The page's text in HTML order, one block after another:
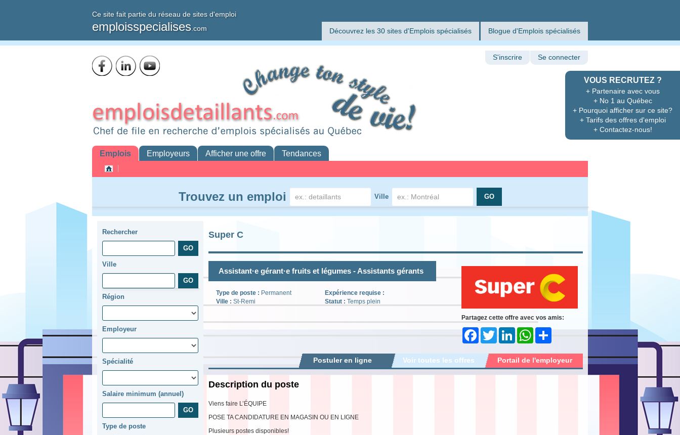
Ce site fait partie du réseau de sites d'emploi
emploisspecialises .com Découvrez les 30 sites d'Emplois spécialisés Blogue d'Emplois spécialisés
VOUS RECRUTEZ ?
+ Partenaire avec vous
+ No 1 au Québec
+ Pourquoi afficher sur ce site?
+ Tarifs des offres d'emploi
+ Contactez-nous!
S'inscrire Se connecter
Emplois Employeurs Afficher une offre Tendances
Trouvez un emploi Ville
Rechercher
Ville
Région
Employeur
Spécialité
Salaire minimum (annuel)
Type de poste
Super C
Assistant·e gérant·e fruits et légumes - Assistants gérants
Type de poste : Permanent
Ville : St-Remi
Expérience requise :
Statut : Temps plein
Partagez cette offre avec vos amis:
FacebookTwitter LinkedInWhatsApp
Portail de l'employeur
Voir toutes les offres
Postuler en ligne
Description du poste
Viens faire L’ÉQUIPE
POSE TA CANDIDATURE EN MAGASIN OU EN LIGNE
Plusieurs postes disponibles!